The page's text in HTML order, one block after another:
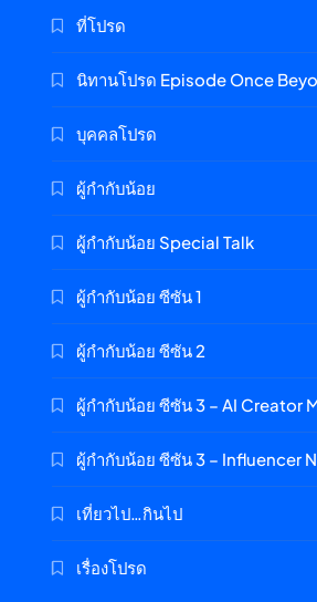
ที่โปรด
นิทานโปรด Episode Once
บุคคลโปรด
ผู้กำกับน้อย
ผู้กำกับน้อย Special Talk
ผู้กำกับน้อย ซีซัน 1
ผู้กำกับน้อย ซีซัน 2
ผู้กำกับน้อย ซีซัน 3 – AI Creator
ผู้กำกับน้อย ซีซัน 3 – Influencer
เที่ยวไป…กินไป
เรื่องโปรด